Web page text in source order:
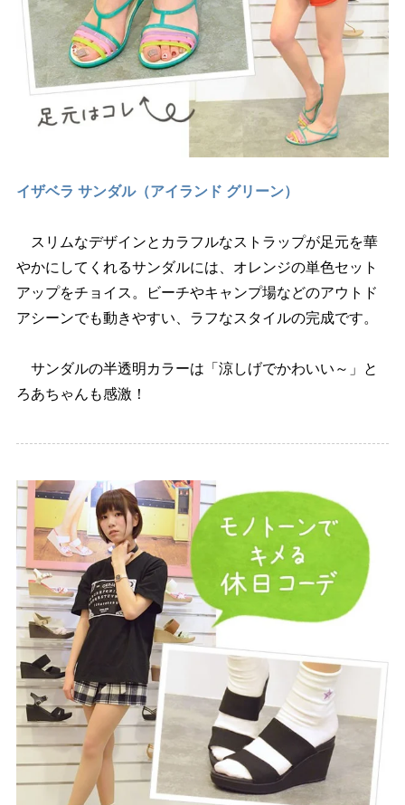
イザベラ サンダル（アイランド グリーン）
スリムなデザインとカラフルなストラップが足元を華
かにしてくれるサンダルには、オレンジの単色セット
アップをチョイス。ビーチやキャンプ場などのアウトド
アシーンでも動きやすい、ラフなスタイルの完成です。
サンダルの半透明カラーは「涼しげでかわいい～」と
ろあちゃんも感激！